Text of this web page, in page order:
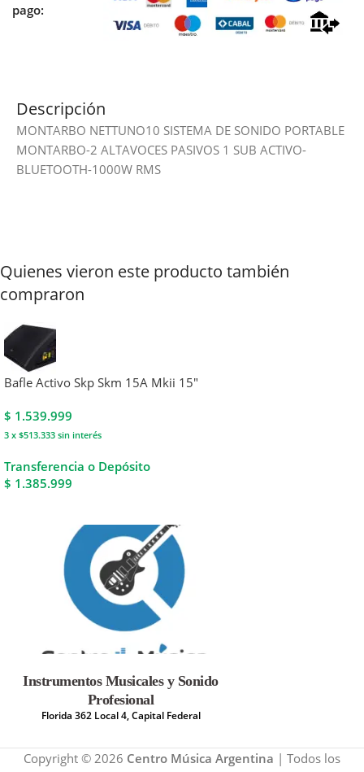
pago:
Descripción
MONTARBO NETTUNO10 SISTEMA DE SONIDO PORTABLE
MONTARBO-2 ALTAVOCES PASIVOS 1 SUB ACTIVO-
BLUETOOTH-1000W RMS
Quienes vieron este producto también
compraron
Bafle Activo Skp Skm 15A Mkii 15″
$ 1.539.999
3 x $513.333 sin interés
Transferencia o Depósito
$ 1.385.999
Instrumentos Musicales y Sonido
Profesional
Florida 362 Local 4, Capital Federal
Copyright © 2026 Centro Música Argentina | Todos los